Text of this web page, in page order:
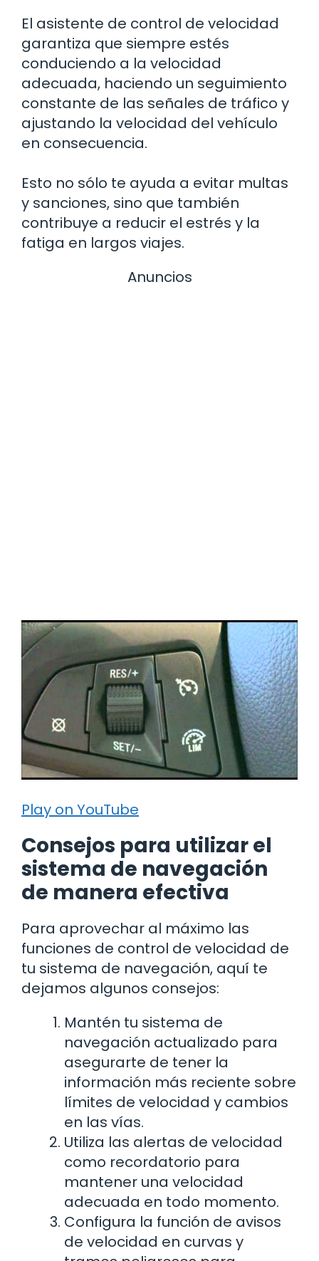
El asistente de control de velocidad
garantiza que siempre estés
conduciendo a la velocidad
adecuada, haciendo un seguimiento
constante de las señales de tráfico y
ajustando la velocidad del vehículo
en consecuencia.
Esto no sólo te ayuda a evitar multas
y sanciones, sino que también
contribuye a reducir el estrés y la
fatiga en largos viajes.
Anuncios
Play on YouTube
Consejos para utilizar el
sistema de navegación
de manera efectiva
Para aprovechar al máximo las
funciones de control de velocidad de
tu sistema de navegación, aquí te
dejamos algunos consejos:
Mantén tu sistema de
navegación actualizado para
asegurarte de tener la
información más reciente sobre
límites de velocidad y cambios
en las vías.
Utiliza las alertas de velocidad
como recordatorio para
mantener una velocidad
adecuada en todo momento.
Configura la función de avisos
de velocidad en curvas y